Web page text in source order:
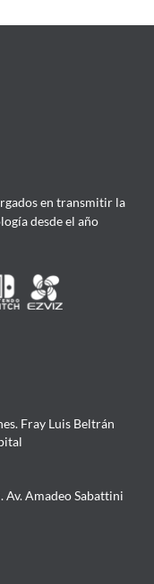
en transmitir la
desde el año
Fray Luis Beltrán
Av. Amadeo Sabattini